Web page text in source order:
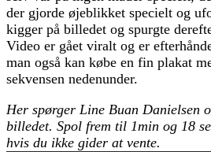
der gjorde øjeblikket specielt og
kigger på billedet og spurgte
Video er gået viralt og er
man også kan købe en fin plakat
sekvensen nedenunder.
Her spørger Line Buan Danielsen
billedet. Spol frem til 1min og 18
hvis du ikke gider at vente.